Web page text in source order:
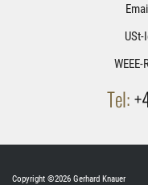
USt-
Tel:
Copyright ©2026 Gerhard Knauer